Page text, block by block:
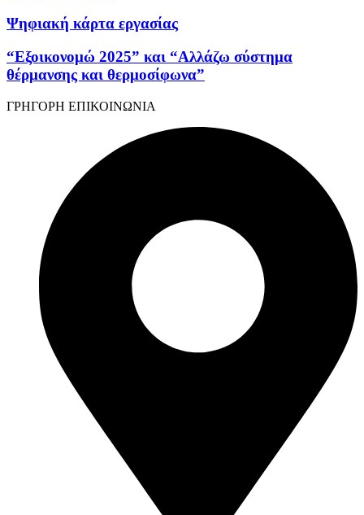
Ψηφιακή κάρτα εργασίας
“Εξοικονομώ 2025” και “Αλλάζω σύστημα
θέρμανσης και θερμοσίφωνα”
ΓΡΗΓΟΡΗ ΕΠΙΚΟΙΝΩΝΙΑ